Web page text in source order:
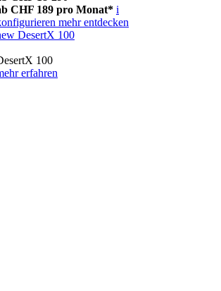
CHF 189 pro Monat* i
mehr entdecken
DesertX 100
100
erfahren